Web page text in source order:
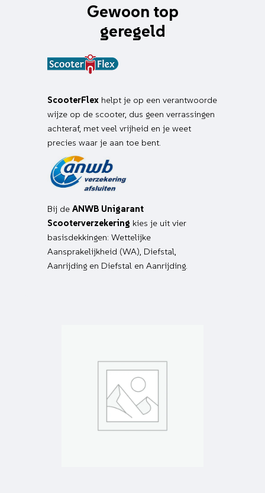
Gewoon top
geregeld
ScooterFlex helpt je op een verantwoorde
wijze op de scooter, dus geen verrassingen
achteraf, met veel vrijheid en je weet
precies waar je aan toe bent.
Bij de ANWB Unigarant
Scooterverzekering kies je uit vier
basisdekkingen: Wettelijke
Aansprakelijkheid (WA), Diefstal,
Aanrijding en Diefstal en Aanrijding.